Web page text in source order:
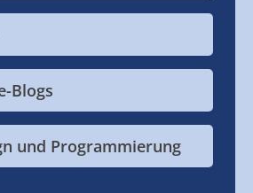
Blogs
und Programmierung